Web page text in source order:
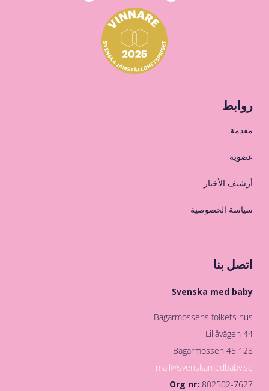
روابط
مقدمة
عضوية
أرشيف الأخبار
سياسة الخصوصية
اتصل بنا
Svenska med baby
Bagarmossens folkets hus
Lillåvägen 44
128 45 Bagarmossen
mail@svenskamedbaby.se
Org nr:802502-7627